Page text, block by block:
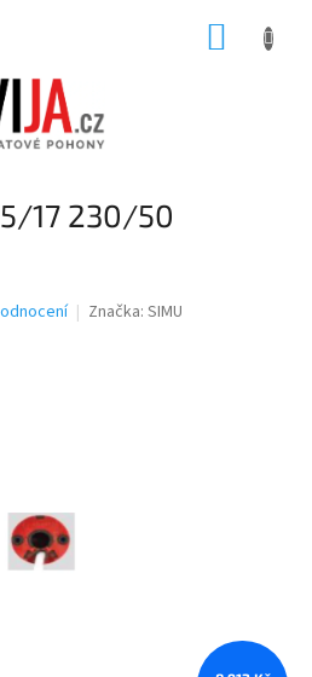
17 230/50
Značka: SIMU